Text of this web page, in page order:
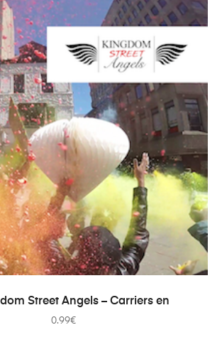
AÑADIR AL CARRITO
Street Angels – Carriers en
0.99€